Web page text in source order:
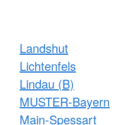
Landshut
Lichtenfels
Lindau (B)
MUSTER-Bayern
Main-Spessart